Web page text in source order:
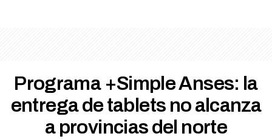
Programa +Simple Anses: la
entrega de tablets no alcanza
a provincias del norte